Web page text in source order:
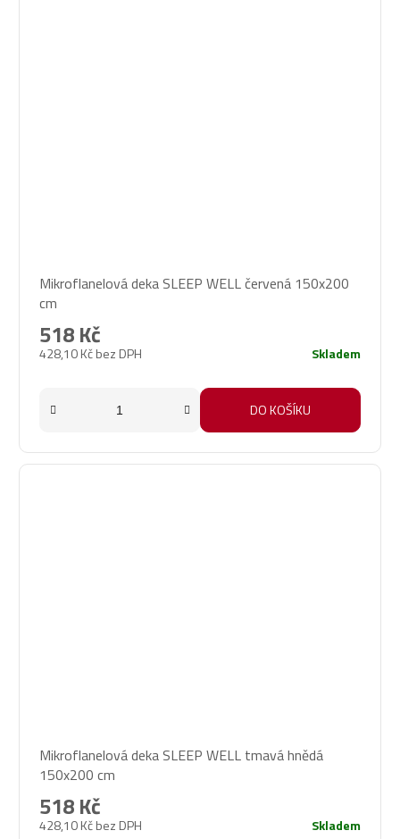
Mikroflanelová deka SLEEP WELL červená 150x200
cm
428,10 Kč bez DPH
518 Kč
Skladem
DO KOŠÍKU
Mikroflanelová deka SLEEP WELL tmavá hnědá
150x200 cm
428,10 Kč bez DPH
518 Kč
Skladem